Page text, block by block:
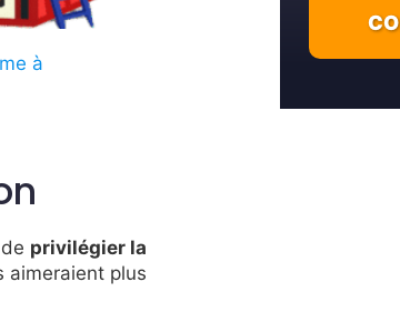
à
privilégier la
aimeraient plus